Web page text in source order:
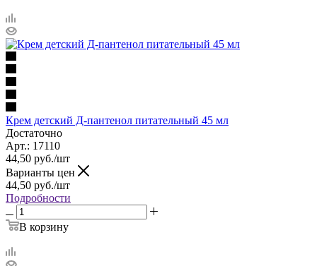
Крем детский Д-пантенол питательный 45 мл
Достаточно
Арт.: 17110
44,50 руб./шт
Варианты цен
44,50 руб./шт
Подробности
В корзину